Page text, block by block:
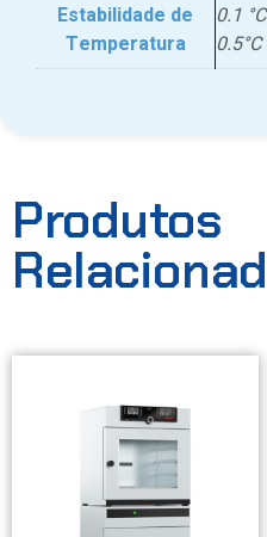
Estabilidade de
Temperatura
0.1
Produtos